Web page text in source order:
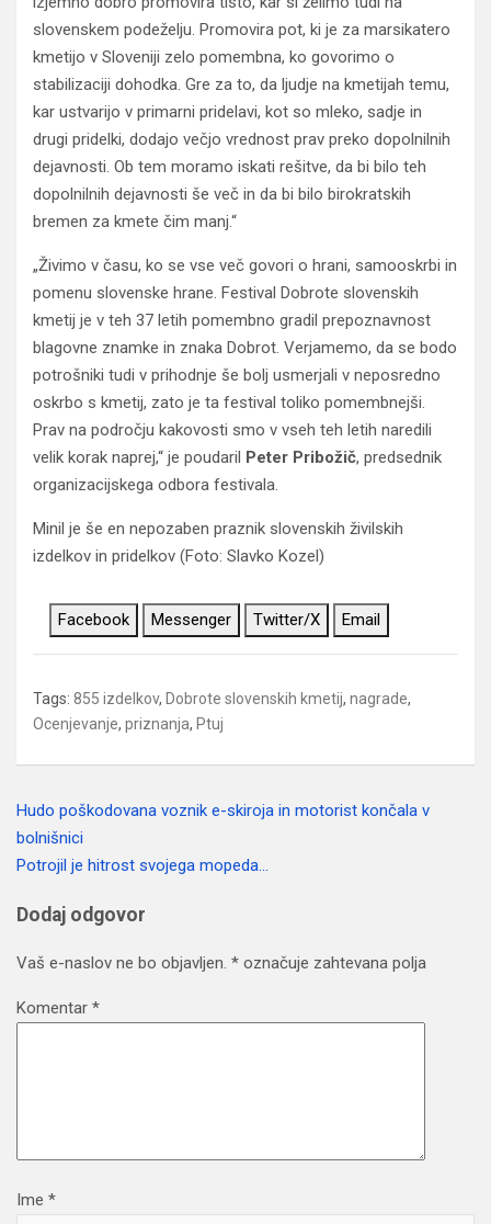
slovenskem podeželju. Promovira pot, ki je za marsikatero
kmetijo v Sloveniji zelo pomembna, ko govorimo o
stabilizaciji dohodka. Gre za to, da ljudje na kmetijah temu,
kar ustvarijo v primarni pridelavi, kot so mleko, sadje in
drugi pridelki, dodajo večjo vrednost prav preko dopolnilnih
dejavnosti. Ob tem moramo iskati rešitve, da bi bilo teh
dopolnilnih dejavnosti še več in da bi bilo birokratskih
bremen za kmete čim manj.“
„Živimo v času, ko se vse več govori o hrani, samooskrbi in
pomenu slovenske hrane. Festival Dobrote slovenskih
kmetij je v teh 37 letih pomembno gradil prepoznavnost
blagovne znamke in znaka Dobrot. Verjamemo, da se bodo
potrošniki tudi v prihodnje še bolj usmerjali v neposredno
oskrbo s kmetij, zato je ta festival toliko pomembnejši.
Prav na področju kakovosti smo v vseh teh letih naredili
velik korak naprej,“ je poudaril Peter Pribožič, predsednik
organizacijskega odbora festivala.
Minil je še en nepozaben praznik slovenskih živilskih
izdelkov in pridelkov (Foto: Slavko Kozel)
Facebook Messenger Twitter/X Email
Tags: 855 izdelkov, Dobrote slovenskih kmetij, nagrade,
Ocenjevanje, priznanja, Ptuj
Navigacija
prispevka
Hudo poškodovana voznik e-skiroja in motorist končala v
bolnišnici
Potrojil je hitrost svojega mopeda…
Dodaj odgovor
Vaš e-naslov ne bo objavljen. * označuje zahtevana polja
Komentar *
Ime *